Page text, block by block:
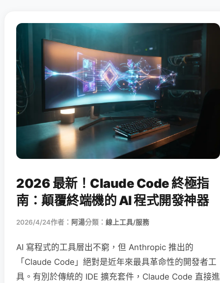
2026 最新！Claude Code 終極指
南：顛覆終端機的 AI 程式開發神器
2026/4/24作者： 阿湯分類： 線上工具/服務
AI 寫程式的工具層出不窮，但 Anthropic 推出的
「Claude Code」絕對是近年來最具革命性的開發者工
具。有別於傳統的 IDE 擴充套件，Claude Code 直接進